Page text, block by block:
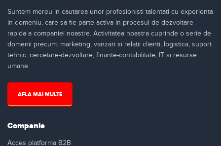
Suntem mereu in cautarea unor profesionisti talentati cu experienta
in domeniu, care sa fie parte activa in procesul de dezvoltare
rapida a companiei noastre. Activitatea noastra cuprinde o serie de
domenii precum: marketing, vanzari si relatii clienti, logistica, suport
tehnic, cercetare-dezvoltare, finante-contabilitate, IT si resurse
umane.
AFLA MAI MULTE
Companie
Acces platforma B2B